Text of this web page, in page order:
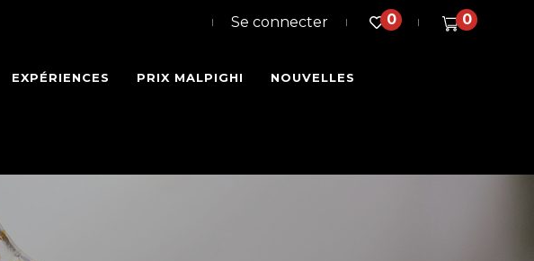
Se connecter 0 0
EXPÉRIENCES PRIX MALPIGHI NOUVELLES